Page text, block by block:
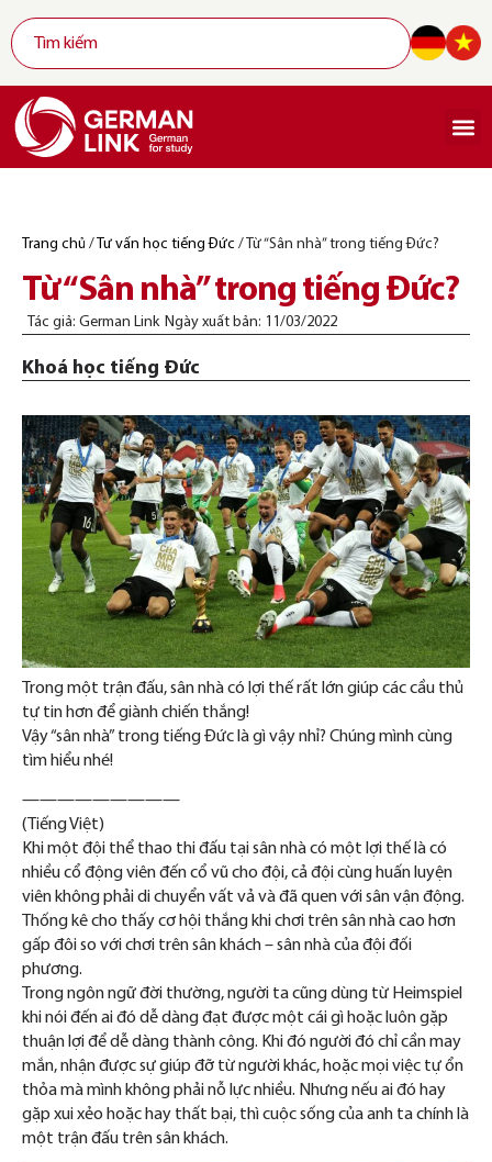
Trang chủ / Tư vấn học tiếng Đức / Từ “Sân nhà” trong tiếng Đức?
Từ “Sân nhà” trong tiếng Đức?
Tác giả: German Link Ngày xuất bản: 11/03/2022
Khoá học tiếng Đức
Trong một trận đấu, sân nhà có lợi thế rất lớn giúp các cầu thủ
tự tin hơn để giành chiến thắng!
Vậy “sân nhà” trong tiếng Đức là gì vậy nhỉ? Chúng mình cùng
tìm hiểu nhé!
—————————
(Tiếng Việt)
Khi một đội thể thao thi đấu tại sân nhà có một lợi thế là có
nhiều cổ động viên đến cổ vũ cho đội, cả đội cùng huấn luyện
viên không phải di chuyển vất vả và đã quen với sân vận động.
Thống kê cho thấy cơ hội thắng khi chơi trên sân nhà cao hơn
gấp đôi so với chơi trên sân khách – sân nhà của đội đối
phương.
Trong ngôn ngữ đời thường, người ta cũng dùng từ Heimspiel
khi nói đến ai đó dễ dàng đạt được một cái gì hoặc luôn gặp
thuận lợi để dễ dàng thành công. Khi đó người đó chỉ cần may
mắn, nhận được sự giúp đỡ từ người khác, hoặc mọi việc tự ổn
thỏa mà mình không phải nỗ lực nhiều. Nhưng nếu ai đó hay
gặp xui xẻo hoặc hay thất bại, thì cuộc sống của anh ta chính là
một trận đấu trên sân khách.